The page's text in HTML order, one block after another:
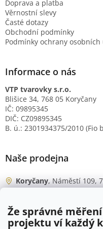
Že správné
projektu ví každý
Doprava a platba
Věrnostní slevy
Časté dotazy
Obchodní podmínky
Podmínky ochrany osobních
Informace o nás
VTP tvarovky s.r.o.
Blišice 34, 768 05 Koryčany
IČ: 09895345
DIČ: CZ09895345
B. ú.: 2301934375/2010 (Fio
Naše prodejna
Koryčany, Náměstí 109,
Po - Čt
06:00 - 07:00
07:30 - 15:30